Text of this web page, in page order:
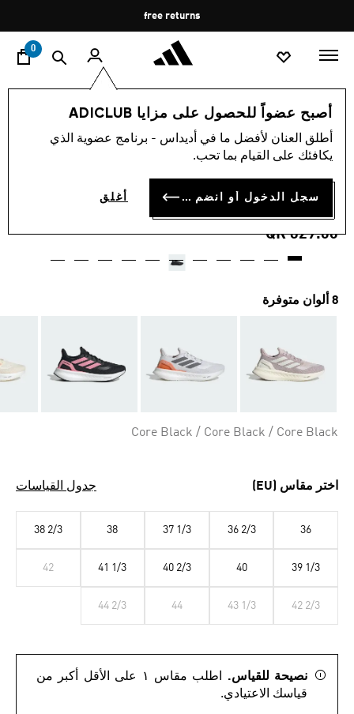
Pause
promotion
rotation
free returns
0
أصبح عضواً للحصول على مزايا ADICLUB
أطلق العنان لأفضل ما في أديداس - برنامج عضوية الذي
يكافئك على القيام بما تحب.
سجل الدخول أو انضم الآن أغلق
النساء
متوسط
قيمة
4.7
5
نجوم.
262
4.7 (262)
حذاء PUREBOOST 5
RUNNING
QR 629.00
8 ألوان متوفرة
Core Black / Core Black / Core Black
اختر مقاس (EU) جدول القياسات
36
36 2/3
37 1/3
38
38 2/3
39 1/3
40
40 2/3
41 1/3
42
42 2/3
43 1/3
44
44 2/3
نصيحة للقياس.
اطلب مقاس ١ على الأقل أكبر من
قياسك الاعتيادي.